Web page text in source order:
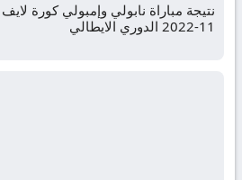
11-2022 الدوري الايطالي